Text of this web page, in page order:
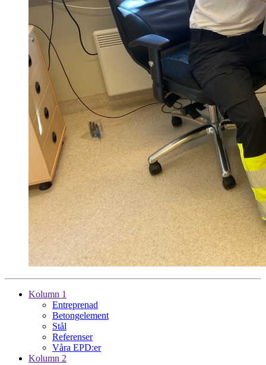
Kolumn 1
Entreprenad
Betongelement
Stål
Referenser
Våra EPD:er
Kolumn 2